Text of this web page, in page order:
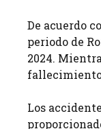
De acuerdo
periodo de
2024.
Los